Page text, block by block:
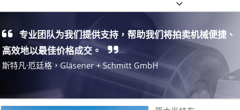
专业团队为我们提供支持，帮助我们将拍卖机械便捷、
高效地以最佳价格成交。
斯特凡·厄廷格，Gläsener + Schmitt GmbH